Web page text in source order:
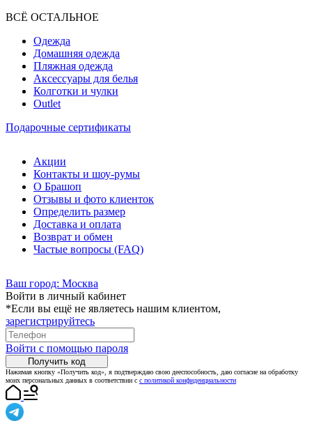
ВCЁ ОСТАЛЬНОЕ
Одежда
Домашняя одежда
Пляжная одежда
Аксессуары для белья
Колготки и чулки
Outlet
Подарочные сертификаты
Акции
Контакты и шоу-румы
О Брашоп
Отзывы и фото клиенток
Определить размер
Доставка и оплата
Возврат и обмен
Частые вопросы (FAQ)
Ваш город: Москва
Войти в личный кабинет
*Если вы ещё не являетесь нашим клиентом,
зарегистрируйтесь
Войти с помощью пароля
Получить код
Нажимая кнопку «Получить код», я подтверждаю свою дееспособность, даю согласие на обработку
моих персональных данных в соответствии с с политикой конфиденциальности